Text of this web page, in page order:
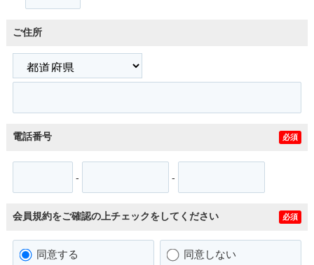
ご住所
電話番号 必須
- -
会員規約をご確認の上チェックをしてください 必須
同意する 同意しない